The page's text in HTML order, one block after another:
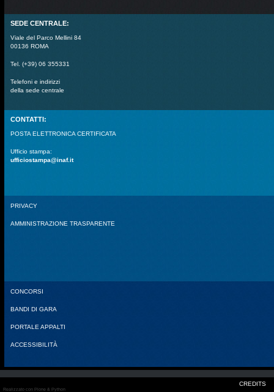
SEDE CENTRALE:
Viale del Parco Mellini 84
00136 ROMA
Tel. (+39) 06 355331
Telefoni e indirizzi
della sede centrale
CONTATTI:
POSTA ELETTRONICA CERTIFICATA
Ufficio stampa:
ufficiostampa@inaf.it
PRIVACY
AMMINISTRAZIONE TRASPARENTE
CONCORSI
BANDI DI GARA
PORTALE APPALTI
ACCESSIBILITÀ
CREDITS
Realizzato con Plone & Python